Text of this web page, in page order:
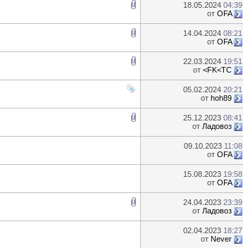
18.05.2024 04:39
от OFA
14.04.2024 08:21
от OFA
22.03.2024 19:51
от <FK<TC
05.02.2024 20:21
от hoh89
25.12.2023 08:41
от Ладовоз
09.10.2023 11:08
от OFA
15.08.2023 19:58
от OFA
24.04.2023 23:39
от Ладовоз
02.04.2023 18:27
от Never